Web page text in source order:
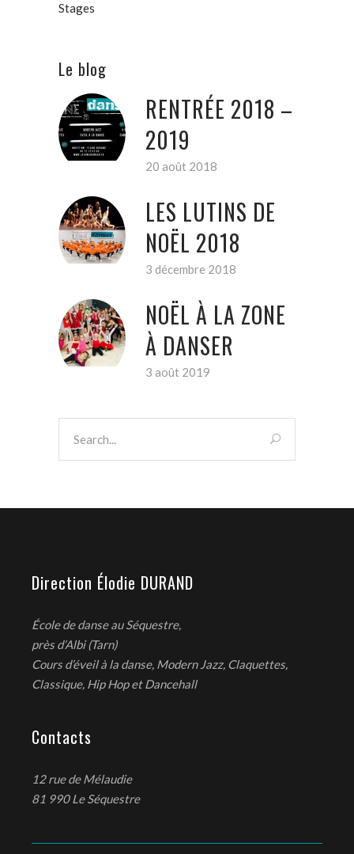
Stages
Le blog
RENTRÉE 2018 –
2019
20 août 2018
LES LUTINS DE
NOËL 2018
3 décembre 2018
NOËL À LA ZONE
À DANSER
3 août 2019
Direction Élodie DURAND
École de danse au Séquestre,
près d’Albi (Tarn)
Cours d’éveil à la danse, Modern Jazz, Claquettes,
Classique, Hip Hop et Dancehall
Contacts
12 rue de Mélaudie
81 990 Le Séquestre